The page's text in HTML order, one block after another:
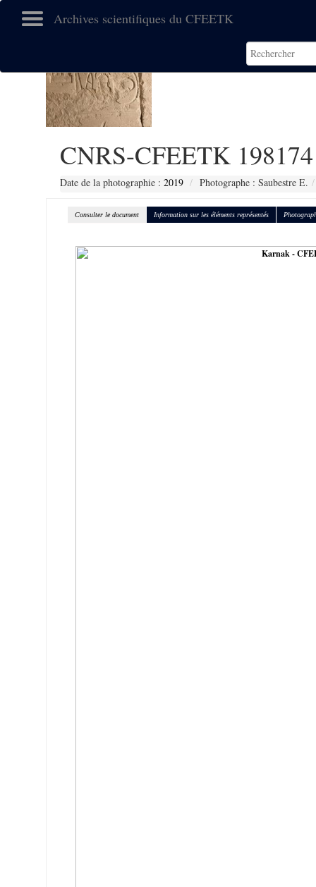
Archives scientifiques du CFEETK
CNRS-CFEETK 198174
Date de la photographie : 2019 Photographe : Saubestre E.
Consulter le document Information sur les éléments représentés